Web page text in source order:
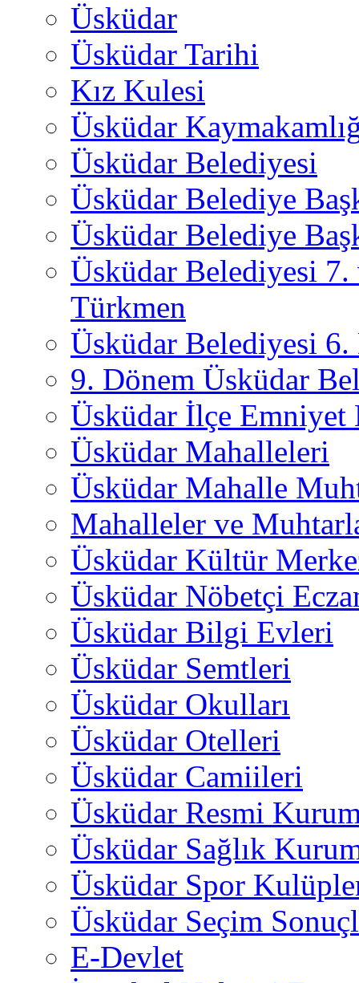
Üsküdar
Üsküdar Tarihi
Kız Kulesi
Üsküdar
Üsküdar Belediyesi
Üsküdar Belediye
Üsküdar Belediye
Üsküdar Belediyesi
Türkmen
Üsküdar Belediyesi 6.
9. Dönem Üsküdar
Üsküdar İlçe
Üsküdar Mahalleleri
Üsküdar Mahalle
Mahalleler ve
Üsküdar Kültür
Üsküdar Nöbetçi
Üsküdar Bilgi Evleri
Üsküdar Semtleri
Üsküdar Okulları
Üsküdar Otelleri
Üsküdar Camiileri
Üsküdar Resmi
Üsküdar Sağlık
Üsküdar Spor
Üsküdar Seçim
E-Devlet